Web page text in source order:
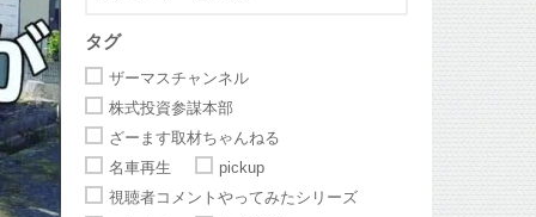
タグ
ザーマスチャンネル
株式投資参謀本部
ざーます取材ちゃんねる
名車再生
pickup
視聴者コメントやってみたシリーズ